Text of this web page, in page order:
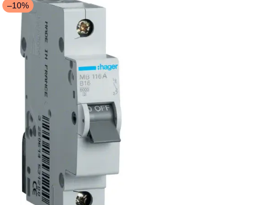
–10%